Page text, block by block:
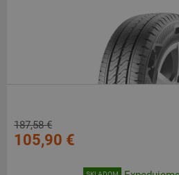
187,58 €
105,90 €